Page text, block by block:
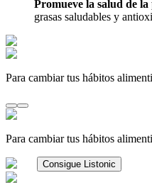
Promueve la salud de la
grasas saludables y
Para cambiar tus hábitos
Para cambiar tus hábitos
Consigue Listonic